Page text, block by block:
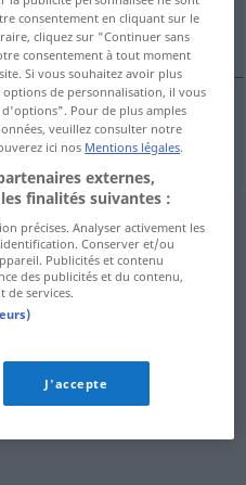
consentement en cliquant sur le
cliquez sur "Continuer sans
consentement à tout moment
Si vous souhaitez avoir plus
de personnalisation, il vous
Pour de plus amples
veuillez consulter notre
ici nos Mentions légales.
externes,
finalités suivantes :
précises. Analyser activement les
Conserver et/ou
Publicités et contenu
des publicités et du contenu,
de services.
J'accepte